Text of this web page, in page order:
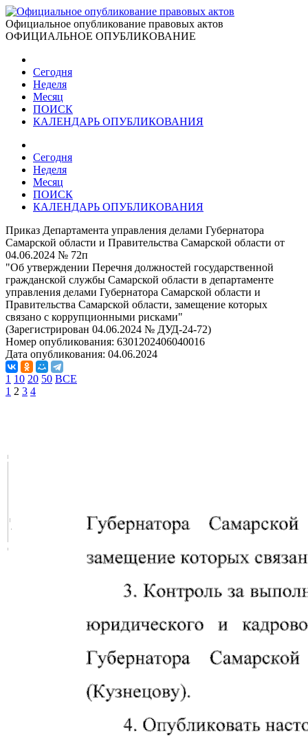
Официальное опубликование правовых актов
ОФИЦИАЛЬНОЕ ОПУБЛИКОВАНИЕ
Сегодня
Неделя
Месяц
ПОИСК
КАЛЕНДАРЬ ОПУБЛИКОВАНИЯ
Сегодня
Неделя
Месяц
ПОИСК
КАЛЕНДАРЬ ОПУБЛИКОВАНИЯ
Приказ Департамента управления делами Губернатора
Самарской области и Правительства Самарской области от
04.06.2024 № 72п
"Об утверждении Перечня должностей государственной
гражданской службы Самарской области в департаменте
управления делами Губернатора Самарской области и
Правительства Самарской области, замещение которых
связано с коррупционными рисками"
(Зарегистрирован 04.06.2024 № ДУД-24-72)
Номер опубликования: 6301202406040016
Дата опубликования: 04.06.2024
1 10 20 50 ВСЕ
1 2 3 4